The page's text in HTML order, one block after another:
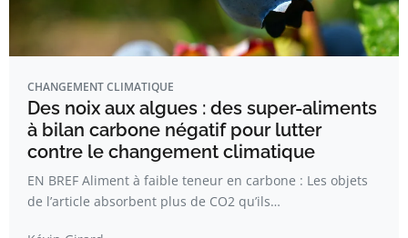
CHANGEMENT CLIMATIQUE
Des noix aux algues : des super-aliments
à bilan carbone négatif pour lutter
contre le changement climatique
EN BREF Aliment à faible teneur en carbone : Les objets
de l’article absorbent plus de CO2 qu’ils…